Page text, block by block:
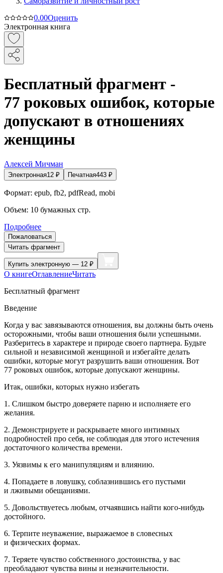
0.00Оценить
Электронная книга
Бесплатный фрагмент -
77 роковых ошибок, которые
допускают в отношениях
женщины
Алексей Мичман
Электронная12 ₽ Печатная443 ₽
Формат: epub, fb2, pdfRead, mobi
Объем: 10 бумажных стр.
Подробнее
Пожаловаться
Читать фрагмент
Купить электронную — 12 ₽
О книгеОглавлениеЧитать
Бесплатный фрагмент
Введение
Когда у вас завязываются отношения, вы должны быть очень
осторожными, чтобы ваши отношения были успешными.
Разберитесь в характере и природе своего партнера. Будьте
сильной и независимой женщиной и избегайте делать
ошибки, которые могут разрушить ваши отношения. Вот
77 роковых ошибок, которые допускают женщины.
Итак, ошибки, которых нужно избегать
1. Слишком быстро доверяете парню и исполняете его
желания.
2. Демонстрируете и раскрываете много интимных
подробностей про себя, не соблюдая для этого истечения
достаточного количества времени.
3. Уязвимы к его манипуляциям и влиянию.
4. Попадаете в ловушку, соблазнившись его пустыми
и лживыми обещаниями.
5. Довольствуетесь любым, отчаявшись найти кого-нибудь
достойного.
6. Терпите неуважение, выражаемое в словесных
и физических формах.
7. Теряете чувство собственного достоинства, у вас
преобладают чувства вины и незначительности.